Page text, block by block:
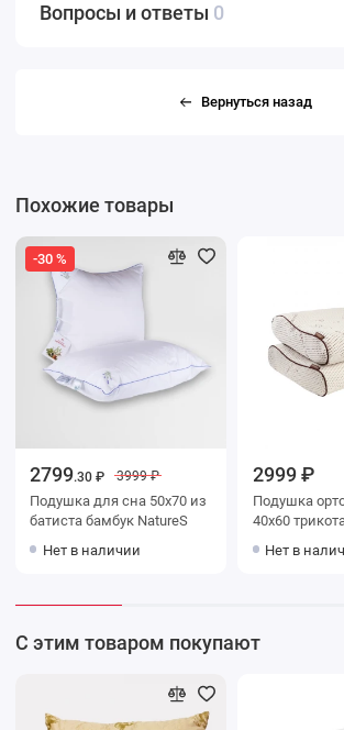
Вопросы и ответы 0
Вернуться назад
Похожие товары
-30 %
2799.30 ₽ 3999 ₽
Подушка для сна 50х70 из
батиста бамбук NatureS
Нет в наличии
2999 ₽
Подушка ортопедическая
40х60 трикотажная
Ambesonne
Нет в
С этим товаром покупают